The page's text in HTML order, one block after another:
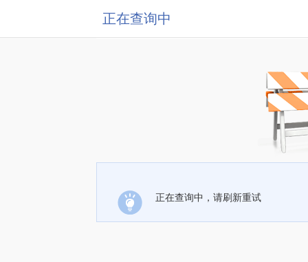
正在查询中
正在查询中，请刷新重试